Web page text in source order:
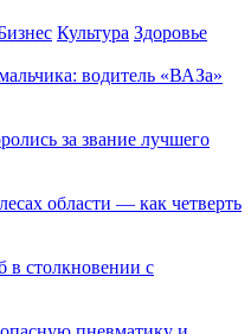
Культура Здоровье
водитель «ВАЗа»
за звание лучшего
области — как четверть
в столкновении с